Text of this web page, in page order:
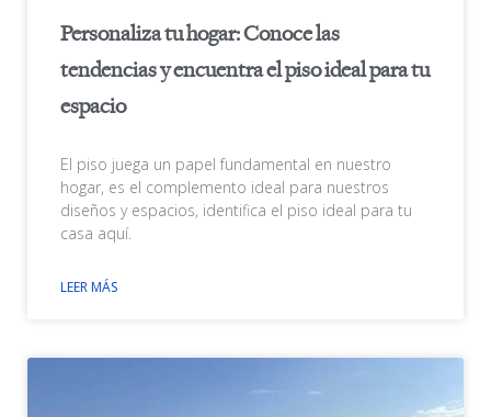
Personaliza tu hogar: Conoce las
tendencias y encuentra el piso ideal para tu
espacio
El piso juega un papel fundamental en nuestro
hogar, es el complemento ideal para nuestros
diseños y espacios, identifica el piso ideal para tu
casa aquí.
LEER MÁS